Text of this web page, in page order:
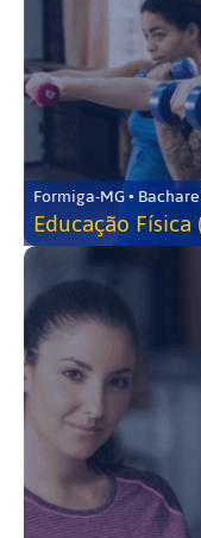
Formiga-MG •
Educação